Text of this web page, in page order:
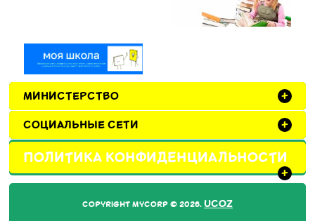
МИНИСТЕРСТВО +
СОЦИАЛЬНЫЕ СЕТИ +
ПОЛИТИКА КОНФИДЕНЦИАЛЬНОСТИ
+
COPYRIGHT MYCORP © 2026. UCOZ